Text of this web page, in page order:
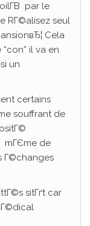
par le
RГ©alisez seul
Cela
il va en
un
certains
souffrant de
mГЄme de
Г©changes
sitГґt car